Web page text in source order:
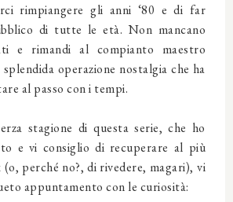
rimpiangere gli anni ‘80 e di far
di tutte le età. Non mancano
e rimandi al compianto maestro
operazione nostalgia che ha
al passo con i tempi.
stagione di questa serie, che ho
e vi consiglio di recuperare al più
perché no?, di rivedere, magari), vi
appuntamento con le curiosità: